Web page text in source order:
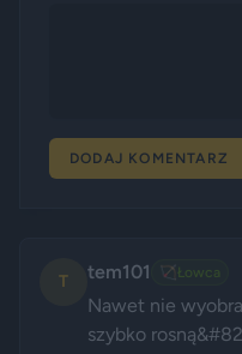
DODAJ KOMENTARZ
T tem101 🏹 Łowca
Nawet nie
szybko